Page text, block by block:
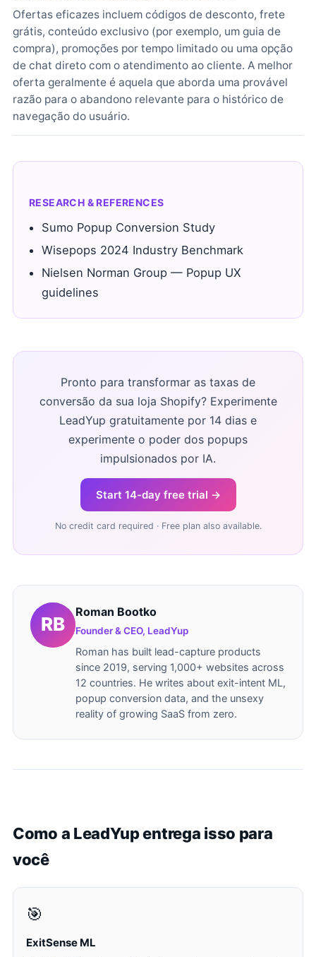
Ofertas eficazes incluem códigos de desconto, frete
grátis, conteúdo exclusivo (por exemplo, um guia de
compra), promoções por tempo limitado ou uma opção
de chat direto com o atendimento ao cliente. A melhor
oferta geralmente é aquela que aborda uma provável
razão para o abandono relevante para o histórico de
navegação do usuário.
RESEARCH & REFERENCES
Sumo Popup Conversion Study
Wisepops 2024 Industry Benchmark
Nielsen Norman Group — Popup UX
guidelines
Pronto para transformar as taxas de
conversão da sua loja Shopify? Experimente
LeadYup gratuitamente por 14 dias e
experimente o poder dos popups
impulsionados por IA.
Start 14-day free trial →
No credit card required · Free plan also available.
Roman Bootko
Founder & CEO, LeadYup
Roman has built lead-capture products
since 2019, serving 1,000+ websites across
12 countries. He writes about exit-intent ML,
popup conversion data, and the unsexy
reality of growing SaaS from zero.
Como a LeadYup entrega isso para
você
🎯
ExitSense ML